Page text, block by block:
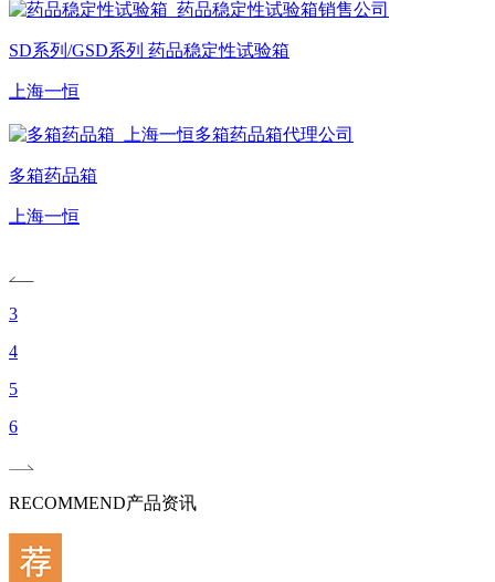
SD系列/GSD系列 药品稳定性试验箱
上海一恒
多箱药品箱
上海一恒
3
4
5
6
RECOMMEND产品资讯